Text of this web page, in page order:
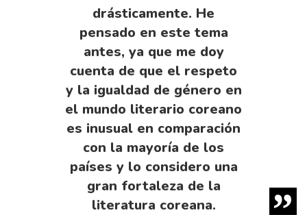
drásticamente. He
pensado en este tema
antes, ya que me doy
cuenta de que el respeto
y la igualdad de género en
el mundo literario coreano
es inusual en comparación
con la mayoría de los
países y lo considero una
gran fortaleza de la
literatura coreana.